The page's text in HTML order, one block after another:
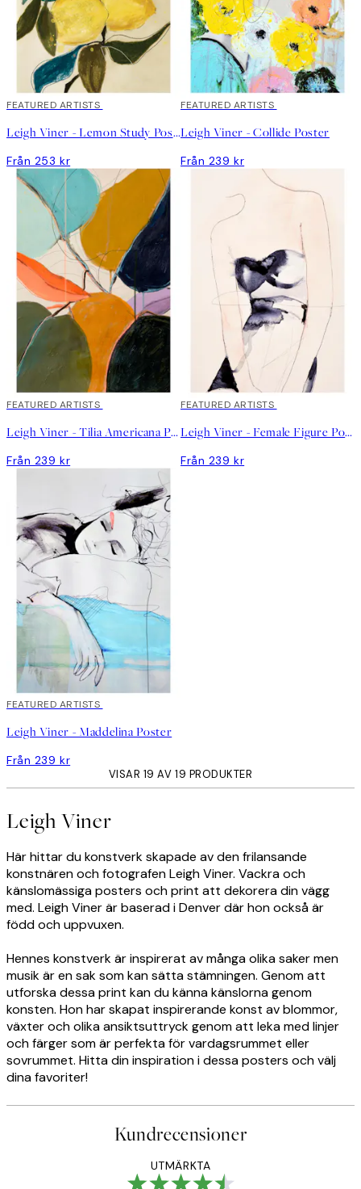
FEATURED ARTISTS
Leigh Viner - Lemon Study Poster
Från 253 kr
FEATURED ARTISTS
Leigh Viner - Collide Poster
Från 239 kr
FEATURED ARTISTS
Leigh Viner - Tilia Americana Poster
Från 239 kr
FEATURED ARTISTS
Leigh Viner - Female Figure Poster
Från 239 kr
FEATURED ARTISTS
Leigh Viner - Maddelina Poster
Från 239 kr
VISAR 19 AV 19 PRODUKTER
Leigh Viner
Här hittar du konstverk skapade av den frilansande
konstnären och fotografen Leigh Viner. Vackra och
känslomässiga posters och print att dekorera din vägg
med. Leigh Viner är baserad i Denver där hon också är
född och uppvuxen.
Hennes konstverk är inspirerat av många olika saker men
musik är en sak som kan sätta stämningen. Genom att
utforska dessa print kan du känna känslorna genom
konsten. Hon har skapat inspirerande konst av blommor,
växter och olika ansiktsuttryck genom att leka med linjer
och färger som är perfekta för vardagsrummet eller
sovrummet. Hitta din inspiration i dessa posters och välj
dina favoriter!
Kundrecensioner
UTMÄRKTA